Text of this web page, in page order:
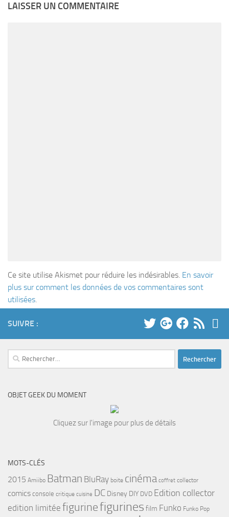
LAISSER UN COMMENTAIRE
Ce site utilise Akismet pour réduire les indésirables. En savoir
plus sur comment les données de vos commentaires sont
utilisées.
SUIVRE :
Rechercher :
OBJET GEEK DU MOMENT
Cliquez sur l'image pour plus de détails
MOTS-CLÉS
2015 Amiibo Batman BluRay boite cinéma coffret collector
comics console critique cuisine DC Disney DIY DVD Edition collector
edition limitée figurinefigurines film Funko Funko Pop